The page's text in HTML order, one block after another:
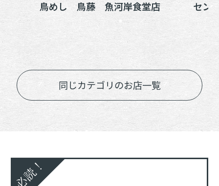
鳥めし 鳥藤 魚河岸食堂店 セン
同じカテゴリのお店一覧
必読！